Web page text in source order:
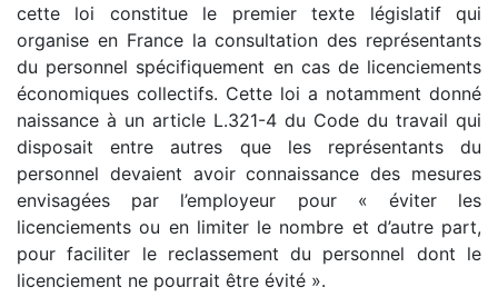
cette loi constitue le premier texte législatif qui
organise en France la consultation des représentants
du personnel spécifiquement en cas de licenciements
économiques collectifs. Cette loi a notamment donné
naissance à un article L.321-4 du Code du travail qui
disposait entre autres que les représentants du
personnel devaient avoir connaissance des mesures
envisagées par l’employeur pour « éviter les
licenciements ou en limiter le nombre et d’autre part,
pour faciliter le reclassement du personnel dont le
licenciement ne pourrait être évité ».